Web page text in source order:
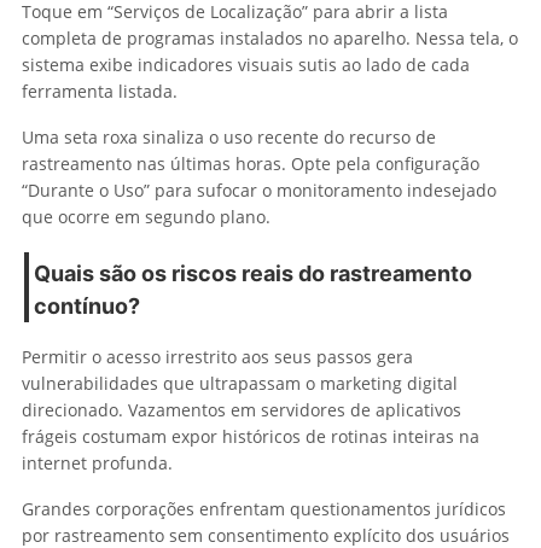
Toque em “Serviços de Localização” para abrir a lista
completa de programas instalados no aparelho. Nessa tela, o
sistema exibe indicadores visuais sutis ao lado de cada
ferramenta listada.
Uma seta roxa sinaliza o uso recente do recurso de
rastreamento nas últimas horas. Opte pela configuração
“Durante o Uso” para sufocar o monitoramento indesejado
que ocorre em segundo plano.
Quais são os riscos reais do rastreamento
contínuo?
Permitir o acesso irrestrito aos seus passos gera
vulnerabilidades que ultrapassam o marketing digital
direcionado. Vazamentos em servidores de aplicativos
frágeis costumam expor históricos de rotinas inteiras na
internet profunda.
Grandes corporações enfrentam questionamentos jurídicos
por rastreamento sem consentimento explícito dos usuários